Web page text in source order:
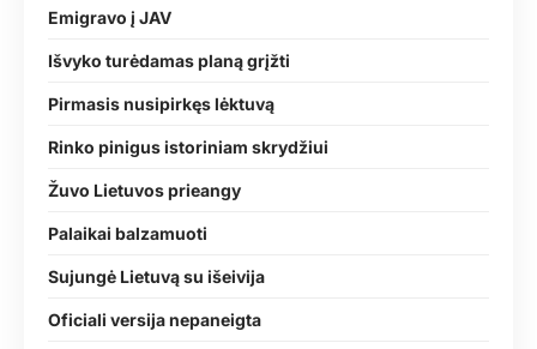
Emigravo į JAV
Išvyko turėdamas planą grįžti
Pirmasis nusipirkęs lėktuvą
Rinko pinigus istoriniam skrydžiui
Žuvo Lietuvos prieangy
Palaikai balzamuoti
Sujungė Lietuvą su išeivija
Oficiali versija nepaneigta